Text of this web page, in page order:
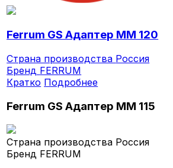
Ferrum GS Адаптер ММ 120
Страна производства Россия
Бренд FERRUM
Кратко Подробнее
Ferrum GS Адаптер ММ 115
Страна производства Россия
Бренд FERRUM